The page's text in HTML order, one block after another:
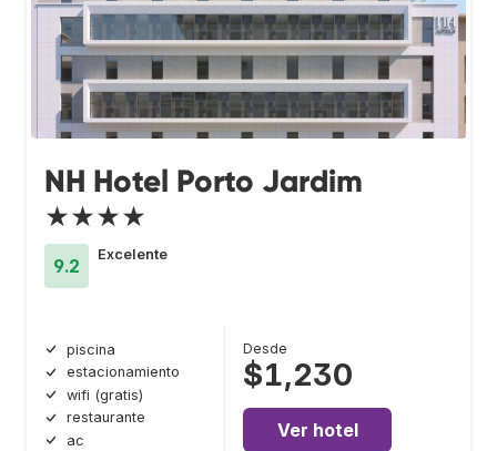
NH Hotel Porto Jardim
★★★★
9.2
Excelente
piscina
estacionamiento
wifi (gratis)
restaurante
ac
Desde
$1,230
Ver hotel